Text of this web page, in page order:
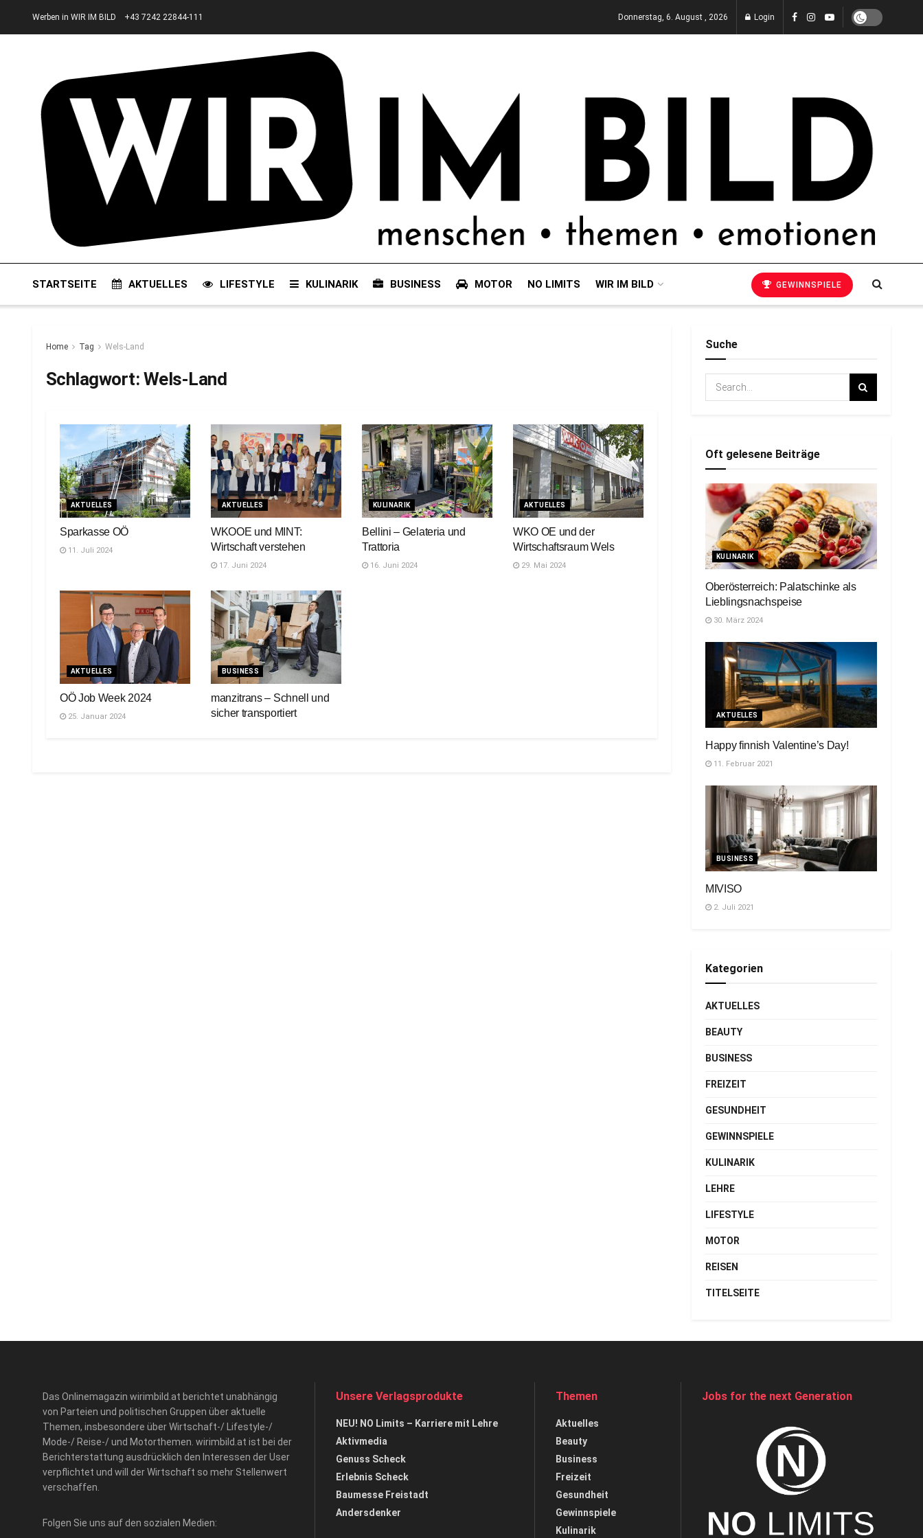
Werben in WIR IM BILD +43 7242 22844-111 Donnerstag, 6. August , 2026 Login
STARTSEITE AKTUELLES LIFESTYLE KULINARIK BUSINESS MOTOR NO LIMITS WIR IM BILD GEWINNSPIELE
Home Tag Wels-Land
Schlagwort: Wels-Land
AKTUELLES
Sparkasse OÖ
11. Juli 2024
AKTUELLES
WKOOE und MINT:
Wirtschaft verstehen
17. Juni 2024
KULINARIK
Bellini – Gelateria und
Trattoria
16. Juni 2024
AKTUELLES
WKO OE und der
Wirtschaftsraum Wels
29. Mai 2024
AKTUELLES
OÖ Job Week 2024
25. Januar 2024
BUSINESS
manzitrans – Schnell und
sicher transportiert
Suche
Oft gelesene Beiträge
KULINARIK
Oberösterreich: Palatschinke als
Lieblingsnachspeise
30. März 2024
AKTUELLES
Happy finnish Valentine’s Day!
11. Februar 2021
BUSINESS
MIVISO
2. Juli 2021
Kategorien
AKTUELLES
BEAUTY
BUSINESS
FREIZEIT
GESUNDHEIT
GEWINNSPIELE
KULINARIK
LEHRE
LIFESTYLE
MOTOR
REISEN
TITELSEITE
Das Onlinemagazin wirimbild.at berichtet unabhängig
von Parteien und politischen Gruppen über aktuelle
Themen, insbesondere über Wirtschaft-/ Lifestyle-/
Mode-/ Reise-/ und Motorthemen. wirimbild.at ist bei der
Berichterstattung ausdrücklich den Interessen der User
verpflichtet und will der Wirtschaft so mehr Stellenwert
verschaffen.
Folgen Sie uns auf den sozialen Medien:
Unsere Verlagsprodukte
NEU! NO Limits – Karriere mit Lehre
Aktivmedia
Genuss Scheck
Erlebnis Scheck
Baumesse Freistadt
Andersdenker
Themen
Aktuelles
Beauty
Business
Freizeit
Gesundheit
Gewinnspiele
Kulinarik
Jobs for the next Generation